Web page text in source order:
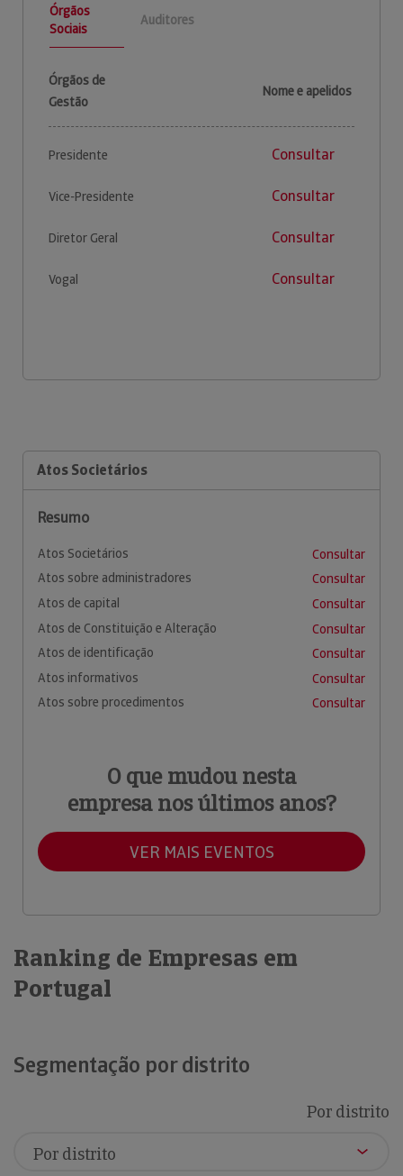
Órgãos
Sociais
Auditores
Órgãos de
Gestão
Nome e apelidos
Presidente Consultar
Vice-Presidente Consultar
Diretor Geral Consultar
Vogal Consultar
Atos Societários
Resumo
Atos Societários
Consultar
Atos sobre administradores
Consultar
Atos de capital
Consultar
Atos de Constituição e Alteração
Consultar
Atos de identificação
Consultar
Atos informativos
Consultar
Atos sobre procedimentos
Consultar
O que mudou nesta
empresa nos últimos anos?
VER MAIS EVENTOS
Ranking de Empresas em
Portugal
Segmentação por distrito
Por distrito